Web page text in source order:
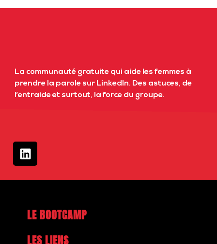
La communauté gratuite qui aide les femmes à
prendre la parole sur LinkedIn. Des astuces, de
l’entraide et surtout, la force du groupe.
LE BOOTCAMP
LES LIENS